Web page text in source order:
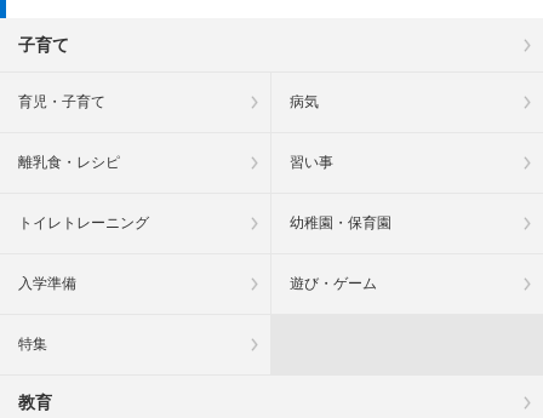
子育て
育児・子育て 病気
離乳食・レシピ 習い事
トイレトレーニング 幼稚園・保育園
入学準備 遊び・ゲーム
特集
教育